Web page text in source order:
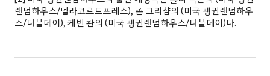
랜덤하우스/델라코르트프레스), 존 그리샴의 (미국 펭귄랜덤하우
스/더블데이), 케빈 콴의 (미국 펭귄랜덤하우스/더블데이)다.